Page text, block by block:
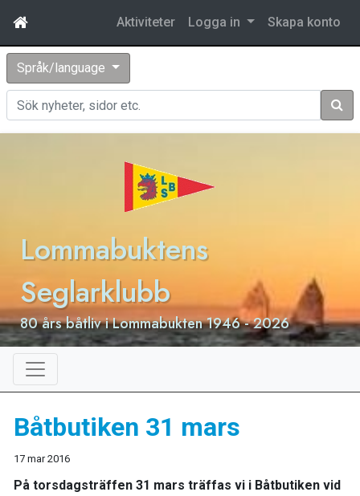
Aktiviteter Logga in Skapa konto
Språk/language
Sök
Lommabuktens
Seglarklubb
80 års båtliv i Lommabukten 1946 - 2026
Båtbutiken 31 mars
17 mar 2016
På torsdagsträffen 31 mars träffas vi i Båtbutiken vid